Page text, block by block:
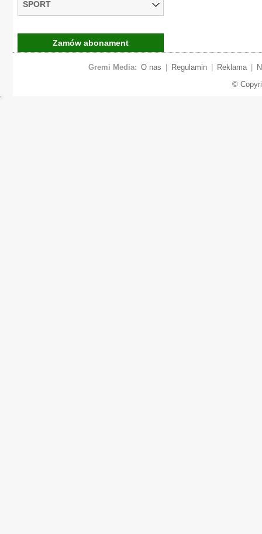
SPORT
Zamów abonament
Gremi Media: O nas Regulamin Reklama
©